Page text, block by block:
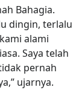
Bahagia.
dingin, terlalu
alami
Saya telah
pernah
ujarnya.